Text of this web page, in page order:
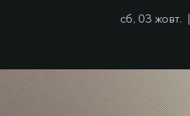
сб, 03 жовт.
  |